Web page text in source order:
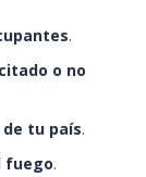
.
o no
de tu país.
fuego.